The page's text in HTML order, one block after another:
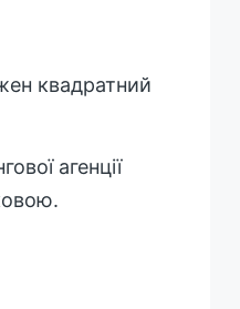
квадратний
агенції